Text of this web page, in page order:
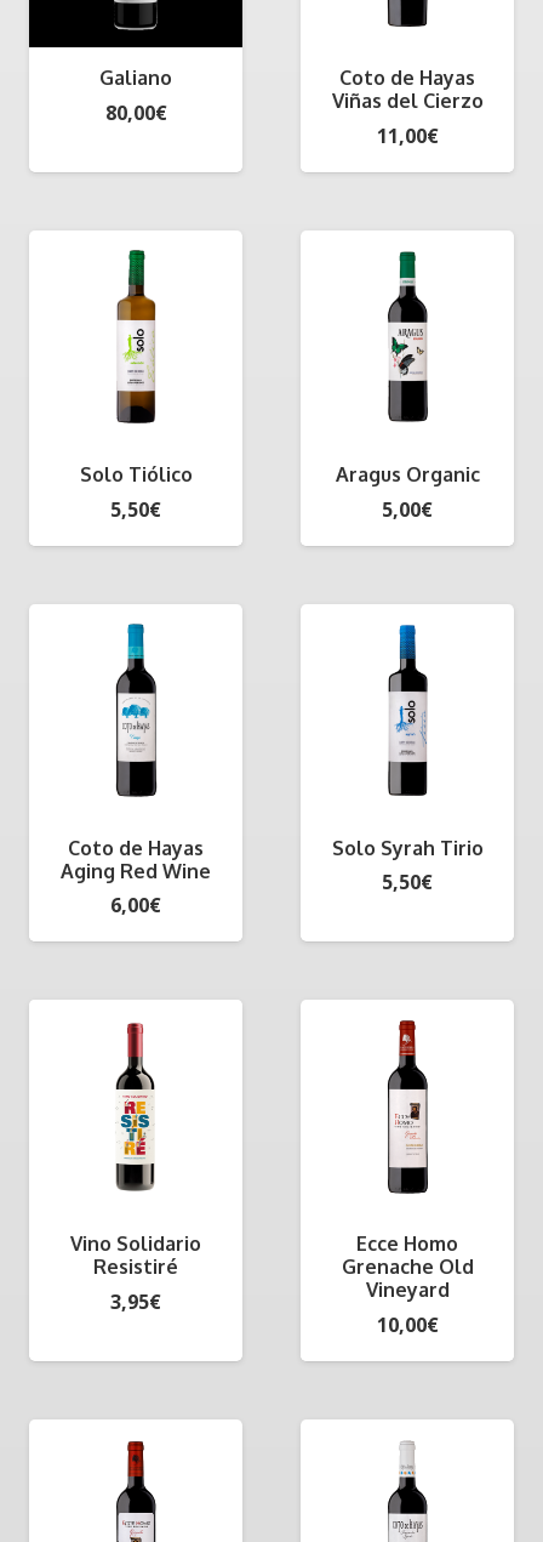
Galiano
80,00€
Coto de Hayas
Viñas del Cierzo
11,00€
Solo Tiólico
5,50€
Aragus Organic
5,00€
Coto de Hayas
Aging Red Wine
6,00€
Solo Syrah Tirio
5,50€
Vino Solidario
Resistiré
3,95€
Ecce Homo
Grenache Old
Vineyard
10,00€